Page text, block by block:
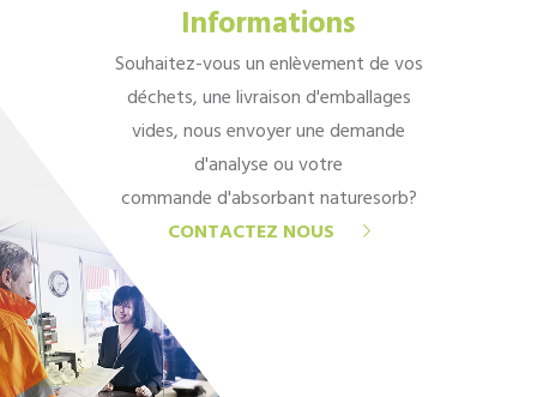
Informations
Souhaitez-vous un enlèvement de vos
déchets, une livraison d'emballages
vides, nous envoyer une demande
d'analyse ou votre
commande d'absorbant naturesorb?
CONTACTEZ NOUS